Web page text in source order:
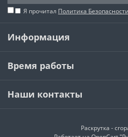
Я прочитал Политика Безопасности
Информация
Время работы
Наши контакты
Раскрутка -